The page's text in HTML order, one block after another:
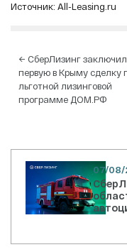
Источник: All-Leasing.ru
Навигация
по
записям
← СберЛизинг заключил
первую в Крыму сделку
льготной лизинговой
программе ДОМ.РФ
07/08/